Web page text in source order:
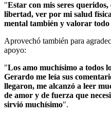
"Estar con mis seres
libertad, ver por mi salud
mental también y valorar
Aprovechó también para
apoyo:
"Los amo muchísimo a todos
Gerardo me leía sus
llegaron, me alcanzó a leer
de amor y de fuerza que
sirvió muchísimo".